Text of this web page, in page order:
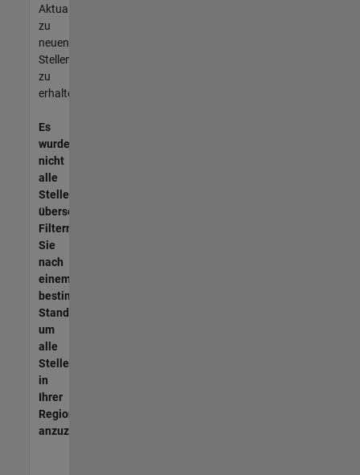
Aktualisierungen
zu
neuen
Stellenangeboten
zu
erhalten.
Es
wurden
nicht
alle
Stellen
übersetzt.
Filtern
Sie
nach
einem
bestimmten
Standort,
um
alle
Stellenangebote
in
Ihrer
Region
anzuzeigen.